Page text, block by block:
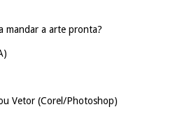
mandar a arte pronta?
Vetor (Corel/Photoshop)